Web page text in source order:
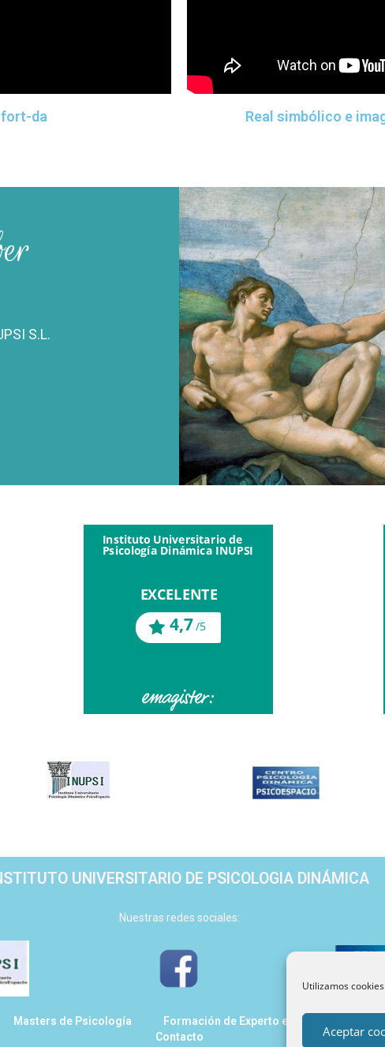
Utilizamos
Aceptar
fort-da Real simbólico e
S.L.
UNIVERSITARIO DE PSICOLOGIA DINÁMICA
Nuestras redes sociales:
Masters de Psicología Formación de Experto en Psicología
Contacto